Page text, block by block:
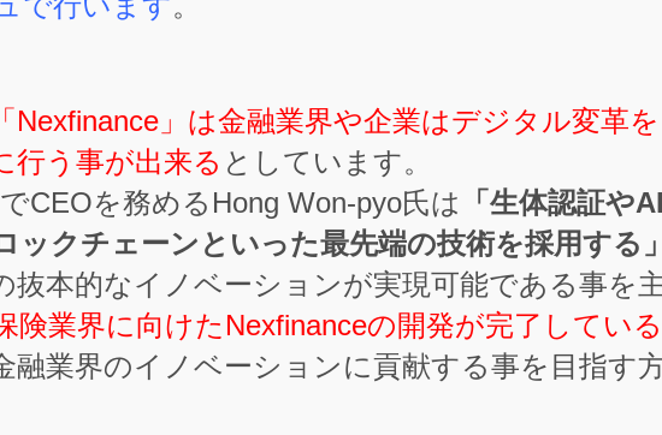
「Nexfinance」は金融業界や企業はデジタル変革を
行う事が出来る としています。
CEOを務めるHong Won-pyo氏は
「生体認証や
ックチェーンといった最先端の技術を採用する
抜本的なイノベーションが実現可能である事を
険業界に向けたNexfinanceの開発が完了している
融業界のイノベーションに貢献する事を目指す